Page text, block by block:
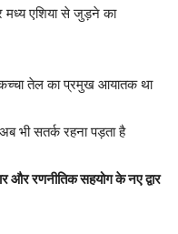
मध्य एशिया से जुड़ने का
तेल का प्रमुख आयातक था
भी सतर्क रहना पड़ता है
और रणनीतिक सहयोग के नए द्वार